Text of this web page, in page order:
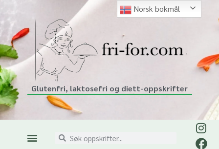
Glutenfri, laktosefri og diett-oppskrifter
Norsk bokmål